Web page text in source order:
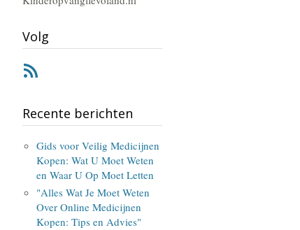
Volg
Recente berichten
Gids voor Veilig Medicijnen
Kopen: Wat U Moet Weten
en Waar U Op Moet Letten
"Alles Wat Je Moet Weten
Over Online Medicijnen
Kopen: Tips en Advies"